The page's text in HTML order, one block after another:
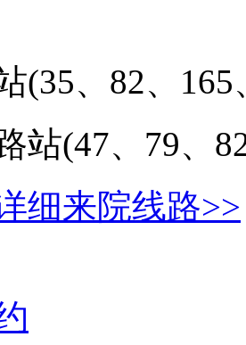
(35、82、165
站(47、79、
细来院线路>>